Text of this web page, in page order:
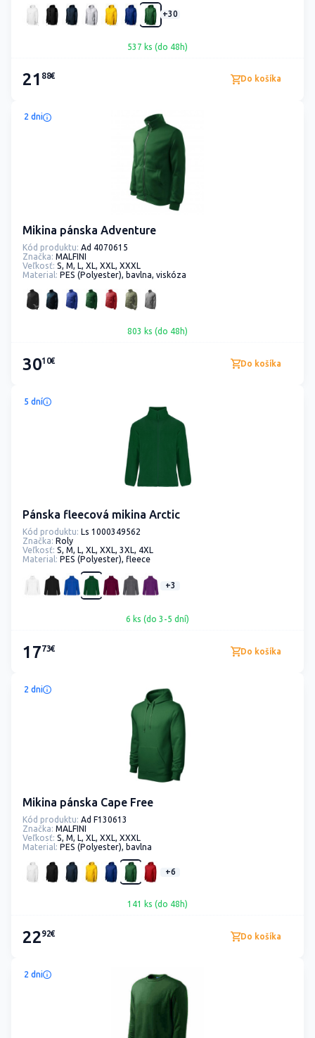
+30
537 ks (do 48h)
21 88€ Do košíka
2 dni
Mikina pánska Adventure
Kód produktu: Ad 4070615
Značka: MALFINI
Veľkosť: S, M, L, XL, XXL, XXXL
Material: PES (Polyester), bavlna, viskóza
803 ks (do 48h)
3010€ Do košíka
5 dní
Pánska fleecová mikina Arctic
Kód produktu: Ls 1000349562
Značka: Roly
Veľkosť: S, M, L, XL, XXL, 3XL, 4XL
Material: PES (Polyester), fleece
+3
6 ks (do 3-5 dní)
1773€ Do košíka
2 dni
Mikina pánska Cape Free
Kód produktu: Ad F130613
Značka: MALFINI
Veľkosť: S, M, L, XL, XXL, XXXL
Material: PES (Polyester), bavlna
+6
141 ks (do 48h)
2292€ Do košíka
2 dni